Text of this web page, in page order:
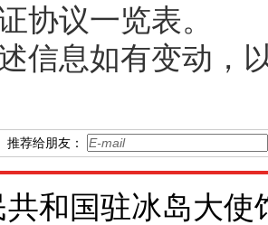
协议一览表。
息如有变动，以
推荐给朋友：
和国驻冰岛大使